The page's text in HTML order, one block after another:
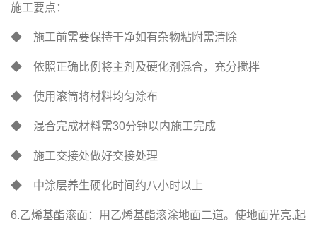
施工要点：
◆ 施工前需要保持干净如有杂物粘附需清除
◆ 依照正确比例将主剂及硬化剂混合，充分搅拌
◆ 使用滚筒将材料均匀涂布
◆ 混合完成材料需30分钟以内施工完成
◆ 施工交接处做好交接处理
◆ 中涂层养生硬化时间约八小时以上
6.乙烯基酯滚面：用乙烯基酯滚涂地面二道。使地面光亮,起